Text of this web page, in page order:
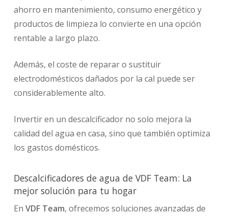
ahorro en mantenimiento, consumo energético y
productos de limpieza lo convierte en una opción
rentable a largo plazo.
Además, el coste de reparar o sustituir
electrodomésticos dañados por la cal puede ser
considerablemente alto.
Invertir en un descalcificador no solo mejora la
calidad del agua en casa, sino que también optimiza
los gastos domésticos.
Descalcificadores de agua de VDF Team: La
mejor solución para tu hogar
En VDF Team, ofrecemos soluciones avanzadas de